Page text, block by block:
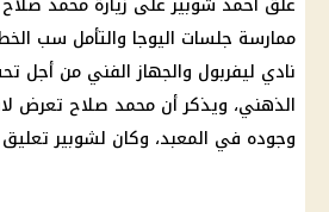
ممارسة جلسات اليوجا والتأمل سب
نادي ليفربول والجهاز الفني من أجل
الذهني، ويذكر أن محمد صلاح تعرض
وجوده في المعبد، وكان لشوبير